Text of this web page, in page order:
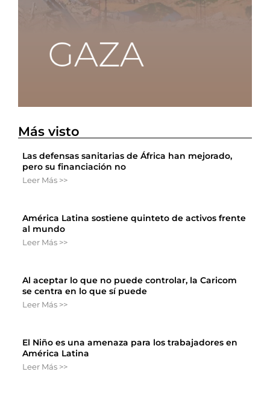
Más visto
Las defensas sanitarias de África han mejorado,
pero su financiación no
Leer Más >>
América Latina sostiene quinteto de activos frente
al mundo
Leer Más >>
Al aceptar lo que no puede controlar, la Caricom
se centra en lo que sí puede
Leer Más >>
El Niño es una amenaza para los trabajadores en
América Latina
Leer Más >>